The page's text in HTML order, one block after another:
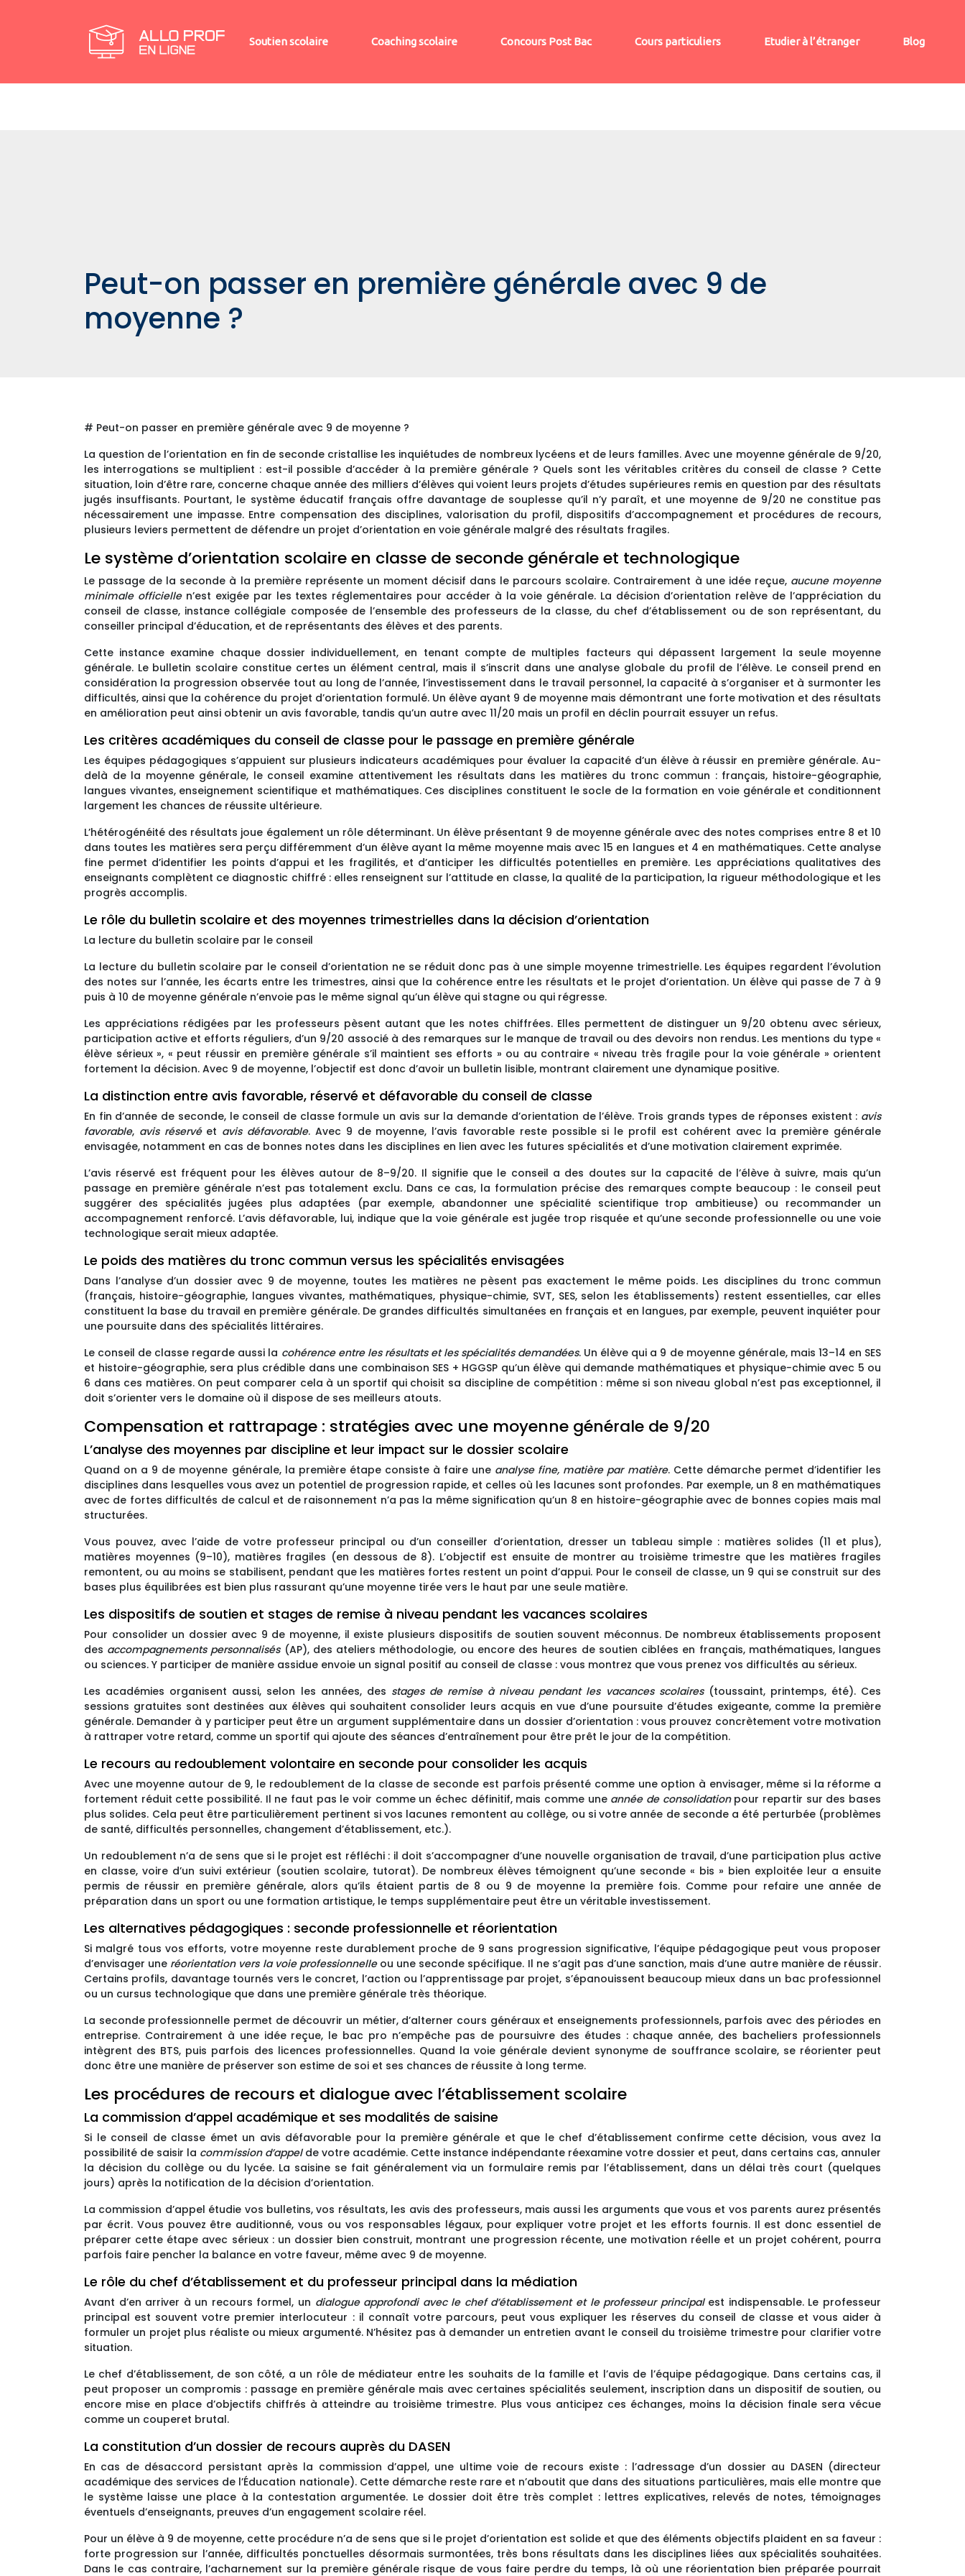
Soutien scolaire Coaching scolaire Concours Post Bac Cours particuliers Etudier à l’étranger Blog
Peut-on passer en première générale avec 9 de
moyenne ?
# Peut-on passer en première générale avec 9 de moyenne ?
La question de l’orientation en fin de seconde cristallise les inquiétudes de nombreux lycéens et de leurs familles. Avec une moyenne générale de 9/20,
les interrogations se multiplient : est-il possible d’accéder à la première générale ? Quels sont les véritables critères du conseil de classe ? Cette
situation, loin d’être rare, concerne chaque année des milliers d’élèves qui voient leurs projets d’études supérieures remis en question par des résultats
jugés insuffisants. Pourtant, le système éducatif français offre davantage de souplesse qu’il n’y paraît, et une moyenne de 9/20 ne constitue pas
nécessairement une impasse. Entre compensation des disciplines, valorisation du profil, dispositifs d’accompagnement et procédures de recours,
plusieurs leviers permettent de défendre un projet d’orientation en voie générale malgré des résultats fragiles.
Le système d’orientation scolaire en classe de seconde générale et technologique
Le passage de la seconde à la première représente un moment décisif dans le parcours scolaire. Contrairement à une idée reçue, aucune moyenne
minimale officiellen’est exigée par les textes réglementaires pour accéder à la voie générale. La décision d’orientation relève de l’appréciation du
conseil de classe, instance collégiale composée de l’ensemble des professeurs de la classe, du chef d’établissement ou de son représentant, du
conseiller principal d’éducation, et de représentants des élèves et des parents.
Cette instance examine chaque dossier individuellement, en tenant compte de multiples facteurs qui dépassent largement la seule moyenne
générale. Le bulletin scolaire constitue certes un élément central, mais il s’inscrit dans une analyse globale du profil de l’élève. Le conseil prend en
considération la progression observée tout au long de l’année, l’investissement dans le travail personnel, la capacité à s’organiser et à surmonter les
difficultés, ainsi que la cohérence du projet d’orientation formulé. Un élève ayant 9 de moyenne mais démontrant une forte motivation et des résultats
en amélioration peut ainsi obtenir un avis favorable, tandis qu’un autre avec 11/20 mais un profil en déclin pourrait essuyer un refus.
Les critères académiques du conseil de classe pour le passage en première générale
Les équipes pédagogiques s’appuient sur plusieurs indicateurs académiques pour évaluer la capacité d’un élève à réussir en première générale. Au-
delà de la moyenne générale, le conseil examine attentivement les résultats dans les matières du tronc commun : français, histoire-géographie,
langues vivantes, enseignement scientifique et mathématiques. Ces disciplines constituent le socle de la formation en voie générale et conditionnent
largement les chances de réussite ultérieure.
L’hétérogénéité des résultats joue également un rôle déterminant. Un élève présentant 9 de moyenne générale avec des notes comprises entre 8 et 10
dans toutes les matières sera perçu différemment d’un élève ayant la même moyenne mais avec 15 en langues et 4 en mathématiques. Cette analyse
fine permet d’identifier les points d’appui et les fragilités, et d’anticiper les difficultés potentielles en première. Les appréciations qualitatives des
enseignants complètent ce diagnostic chiffré : elles renseignent sur l’attitude en classe, la qualité de la participation, la rigueur méthodologique et les
progrès accomplis.
Le rôle du bulletin scolaire et des moyennes trimestrielles dans la décision d’orientation
La lecture du bulletin scolaire par le conseil
La lecture du bulletin scolaire par le conseil d’orientation ne se réduit donc pas à une simple moyenne trimestrielle. Les équipes regardent l’évolution
des notes sur l’année, les écarts entre les trimestres, ainsi que la cohérence entre les résultats et le projet d’orientation. Un élève qui passe de 7 à 9
puis à 10 de moyenne générale n’envoie pas le même signal qu’un élève qui stagne ou qui régresse.
Les appréciations rédigées par les professeurs pèsent autant que les notes chiffrées. Elles permettent de distinguer un 9/20 obtenu avec sérieux,
participation active et efforts réguliers, d’un 9/20 associé à des remarques sur le manque de travail ou des devoirs non rendus. Les mentions du type «
élève sérieux », « peut réussir en première générale s’il maintient ses efforts » ou au contraire « niveau très fragile pour la voie générale » orientent
fortement la décision. Avec 9 de moyenne, l’objectif est donc d’avoir un bulletin lisible, montrant clairement une dynamique positive.
La distinction entre avis favorable, réservé et défavorable du conseil de classe
En fin d’année de seconde, le conseil de classe formule un avis sur la demande d’orientation de l’élève. Trois grands types de réponses existent : avis
favorable, avis réservéet avis défavorable. Avec 9 de moyenne, l’avis favorable reste possible si le profil est cohérent avec la première générale
envisagée, notamment en cas de bonnes notes dans les disciplines en lien avec les futures spécialités et d’une motivation clairement exprimée.
L’avis réservé est fréquent pour les élèves autour de 8–9/20. Il signifie que le conseil a des doutes sur la capacité de l’élève à suivre, mais qu’un
passage en première générale n’est pas totalement exclu. Dans ce cas, la formulation précise des remarques compte beaucoup : le conseil peut
suggérer des spécialités jugées plus adaptées (par exemple, abandonner une spécialité scientifique trop ambitieuse) ou recommander un
accompagnement renforcé. L’avis défavorable, lui, indique que la voie générale est jugée trop risquée et qu’une seconde professionnelle ou une voie
technologique serait mieux adaptée.
Le poids des matières du tronc commun versus les spécialités envisagées
Dans l’analyse d’un dossier avec 9 de moyenne, toutes les matières ne pèsent pas exactement le même poids. Les disciplines du tronc commun
(français, histoire-géographie, langues vivantes, mathématiques, physique-chimie, SVT, SES, selon les établissements) restent essentielles, car elles
constituent la base du travail en première générale. De grandes difficultés simultanées en français et en langues, par exemple, peuvent inquiéter pour
une poursuite dans des spécialités littéraires.
Le conseil de classe regarde aussi la cohérence entre les résultats et les spécialités demandées. Un élève qui a 9 de moyenne générale, mais 13–14 en SES
et histoire-géographie, sera plus crédible dans une combinaison SES + HGGSP qu’un élève qui demande mathématiques et physique-chimie avec 5 ou
6 dans ces matières. On peut comparer cela à un sportif qui choisit sa discipline de compétition : même si son niveau global n’est pas exceptionnel, il
doit s’orienter vers le domaine où il dispose de ses meilleurs atouts.
Compensation et rattrapage : stratégies avec une moyenne générale de 9/20
L’analyse des moyennes par discipline et leur impact sur le dossier scolaire
Quand on a 9 de moyenne générale, la première étape consiste à faire une analyse fine, matière par matière. Cette démarche permet d’identifier les
disciplines dans lesquelles vous avez un potentiel de progression rapide, et celles où les lacunes sont profondes. Par exemple, un 8 en mathématiques
avec de fortes difficultés de calcul et de raisonnement n’a pas la même signification qu’un 8 en histoire-géographie avec de bonnes copies mais mal
structurées.
Vous pouvez, avec l’aide de votre professeur principal ou d’un conseiller d’orientation, dresser un tableau simple : matières solides (11 et plus),
matières moyennes (9–10), matières fragiles (en dessous de 8). L’objectif est ensuite de montrer au troisième trimestre que les matières fragiles
remontent, ou au moins se stabilisent, pendant que les matières fortes restent un point d’appui. Pour le conseil de classe, un 9 qui se construit sur des
bases plus équilibrées est bien plus rassurant qu’une moyenne tirée vers le haut par une seule matière.
Les dispositifs de soutien et stages de remise à niveau pendant les vacances scolaires
Pour consolider un dossier avec 9 de moyenne, il existe plusieurs dispositifs de soutien souvent méconnus. De nombreux établissements proposent
des accompagnements personnalisés(AP), des ateliers méthodologie, ou encore des heures de soutien ciblées en français, mathématiques, langues
ou sciences. Y participer de manière assidue envoie un signal positif au conseil de classe : vous montrez que vous prenez vos difficultés au sérieux.
Les académies organisent aussi, selon les années, des stages de remise à niveau pendant les vacances scolaires(toussaint, printemps, été). Ces
sessions gratuites sont destinées aux élèves qui souhaitent consolider leurs acquis en vue d’une poursuite d’études exigeante, comme la première
générale. Demander à y participer peut être un argument supplémentaire dans un dossier d’orientation : vous prouvez concrètement votre motivation
à rattraper votre retard, comme un sportif qui ajoute des séances d’entraînement pour être prêt le jour de la compétition.
Le recours au redoublement volontaire en seconde pour consolider les acquis
Avec une moyenne autour de 9, le redoublement de la classe de seconde est parfois présenté comme une option à envisager, même si la réforme a
fortement réduit cette possibilité. Il ne faut pas le voir comme un échec définitif, mais comme une année de consolidationpour repartir sur des bases
plus solides. Cela peut être particulièrement pertinent si vos lacunes remontent au collège, ou si votre année de seconde a été perturbée (problèmes
de santé, difficultés personnelles, changement d’établissement, etc.).
Un redoublement n’a de sens que si le projet est réfléchi : il doit s’accompagner d’une nouvelle organisation de travail, d’une participation plus active
en classe, voire d’un suivi extérieur (soutien scolaire, tutorat). De nombreux élèves témoignent qu’une seconde « bis » bien exploitée leur a ensuite
permis de réussir en première générale, alors qu’ils étaient partis de 8 ou 9 de moyenne la première fois. Comme pour refaire une année de
préparation dans un sport ou une formation artistique, le temps supplémentaire peut être un véritable investissement.
Les alternatives pédagogiques : seconde professionnelle et réorientation
Si malgré tous vos efforts, votre moyenne reste durablement proche de 9 sans progression significative, l’équipe pédagogique peut vous proposer
d’envisager une réorientation vers la voie professionnelleou une seconde spécifique. Il ne s’agit pas d’une sanction, mais d’une autre manière de réussir.
Certains profils, davantage tournés vers le concret, l’action ou l’apprentissage par projet, s’épanouissent beaucoup mieux dans un bac professionnel
ou un cursus technologique que dans une première générale très théorique.
La seconde professionnelle permet de découvrir un métier, d’alterner cours généraux et enseignements professionnels, parfois avec des périodes en
entreprise. Contrairement à une idée reçue, le bac pro n’empêche pas de poursuivre des études : chaque année, des bacheliers professionnels
intègrent des BTS, puis parfois des licences professionnelles. Quand la voie générale devient synonyme de souffrance scolaire, se réorienter peut
donc être une manière de préserver son estime de soi et ses chances de réussite à long terme.
Les procédures de recours et dialogue avec l’établissement scolaire
La commission d’appel académique et ses modalités de saisine
Si le conseil de classe émet un avis défavorable pour la première générale et que le chef d’établissement confirme cette décision, vous avez la
possibilité de saisir la commission d’appelde votre académie. Cette instance indépendante réexamine votre dossier et peut, dans certains cas, annuler
la décision du collège ou du lycée. La saisine se fait généralement via un formulaire remis par l’établissement, dans un délai très court (quelques
jours) après la notification de la décision d’orientation.
La commission d’appel étudie vos bulletins, vos résultats, les avis des professeurs, mais aussi les arguments que vous et vos parents aurez présentés
par écrit. Vous pouvez être auditionné, vous ou vos responsables légaux, pour expliquer votre projet et les efforts fournis. Il est donc essentiel de
préparer cette étape avec sérieux : un dossier bien construit, montrant une progression récente, une motivation réelle et un projet cohérent, pourra
parfois faire pencher la balance en votre faveur, même avec 9 de moyenne.
Le rôle du chef d’établissement et du professeur principal dans la médiation
Avant d’en arriver à un recours formel, un dialogue approfondi avec le chef d’établissement et le professeur principalest indispensable. Le professeur
principal est souvent votre premier interlocuteur : il connaît votre parcours, peut vous expliquer les réserves du conseil de classe et vous aider à
formuler un projet plus réaliste ou mieux argumenté. N’hésitez pas à demander un entretien avant le conseil du troisième trimestre pour clarifier votre
situation.
Le chef d’établissement, de son côté, a un rôle de médiateur entre les souhaits de la famille et l’avis de l’équipe pédagogique. Dans certains cas, il
peut proposer un compromis : passage en première générale mais avec certaines spécialités seulement, inscription dans un dispositif de soutien, ou
encore mise en place d’objectifs chiffrés à atteindre au troisième trimestre. Plus vous anticipez ces échanges, moins la décision finale sera vécue
comme un couperet brutal.
La constitution d’un dossier de recours auprès du DASEN
En cas de désaccord persistant après la commission d’appel, une ultime voie de recours existe : l’adressage d’un dossier au DASEN (directeur
académique des services de l’Éducation nationale). Cette démarche reste rare et n’aboutit que dans des situations particulières, mais elle montre que
le système laisse une place à la contestation argumentée. Le dossier doit être très complet : lettres explicatives, relevés de notes, témoignages
éventuels d’enseignants, preuves d’un engagement scolaire réel.
Pour un élève à 9 de moyenne, cette procédure n’a de sens que si le projet d’orientation est solide et que des éléments objectifs plaident en sa faveur :
forte progression sur l’année, difficultés ponctuelles désormais surmontées, très bons résultats dans les disciplines liées aux spécialités souhaitées.
Dans le cas contraire, l’acharnement sur la première générale risque de vous faire perdre du temps, là où une réorientation bien préparée pourrait